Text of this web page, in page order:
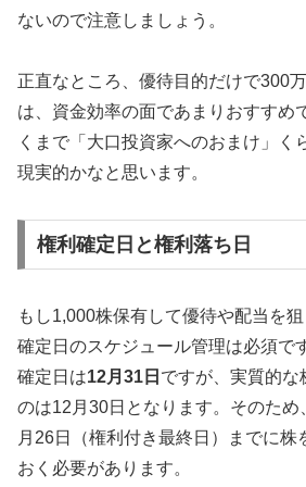
ないので注意しましょう。
正直なところ、優待目的だけで300
は、資金効率の面であまりおすすめ
くまで「大口投資家へのおまけ」く
現実的かなと思います。
権利確定日と権利落ち日
もし1,000株保有して優待や配当を
確定日のスケジュール管理は必須で
確定日は12月31日 ですが、実質的な
のは12月30日となります。そのため
月26日（権利付き最終日）
までに株
おく必要があります。